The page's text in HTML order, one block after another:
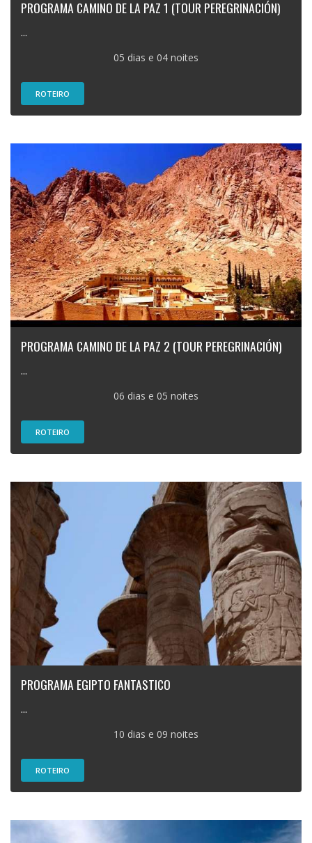
PROGRAMA CAMINO DE LA PAZ 1 (TOUR PEREGRINACIÓN)
...
05 dias e 04 noites
ROTEIRO
PROGRAMA CAMINO DE LA PAZ 2 (TOUR PEREGRINACIÓN)
...
06 dias e 05 noites
ROTEIRO
PROGRAMA EGIPTO FANTASTICO
...
10 dias e 09 noites
ROTEIRO